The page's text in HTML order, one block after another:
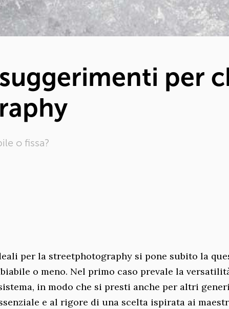
per
o fissa?
per la streetphotography si pone subito la
o meno. Nel primo caso prevale la
in modo che si presti anche per altri
e al rigore di una scelta ispirata ai